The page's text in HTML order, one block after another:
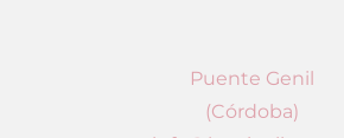
Puente Genil
(Córdoba)